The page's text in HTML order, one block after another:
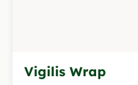
Vigilis Wrap